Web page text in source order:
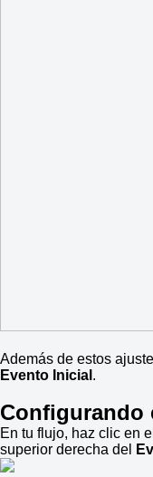
Además de estos
Evento Inicial .
Configurando
En tu flujo, haz clic en
superior derecha del